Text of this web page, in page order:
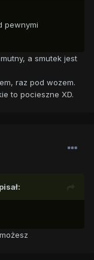
pewnymi
a smutek jest
raz pod wozem.
to pocieszne XD.